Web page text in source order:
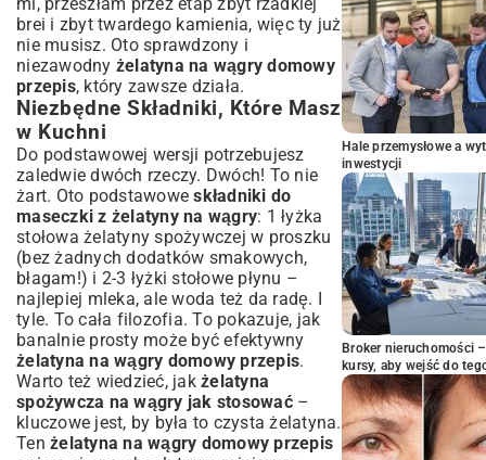
brei i zbyt twardego kamienia, więc ty już
nie musisz. Oto sprawdzony i
niezawodny żelatyna na wągry domowy
przepis, który zawsze działa.
Niezbędne Składniki, Które Masz
w Kuchni
Do podstawowej wersji potrzebujesz
zaledwie dwóch rzeczy. Dwóch! To nie
żart. Oto podstawoweskładniki do
maseczki z żelatyny na wągry: 1 łyżka
stołowa żelatyny spożywczej w proszku
(bez żadnych dodatków smakowych,
błagam!) i 2-3 łyżki stołowe płynu –
najlepiej mleka, ale woda też da radę. I
tyle. To cała filozofia. To pokazuje, jak
banalnie prosty może być efektywny
żelatyna na wągry domowy przepis.
Warto też wiedzieć, jak żelatyna
spożywcza na wągry jak stosować–
kluczowe jest, by była to czysta żelatyna.
Ten żelatyna na wągry domowy przepis
Hale przemysłowe a
inwestycji
Broker nieruchomości
kursy, aby wejść do